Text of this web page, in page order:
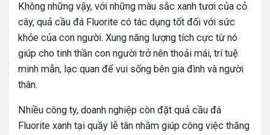
Không những vậy, với những màu sắc xanh tươi của cỏ
cây, quả cầu đá Fluorite có tác dụng tốt đối với sức
khỏe của con người. Xung năng lượng tích cực từ nó
giúp cho tinh thần con người trở nên thoải mái, trí tuệ
minh mẫn, lạc quan để vui sống bên gia đình và người
thân.
Nhiều công ty, doanh nghiệp còn đặt quả cầu đá
Fluorite xanh tại quầy lễ tân nhằm giúp công việc thăng